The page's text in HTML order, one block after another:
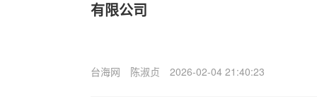
有限公司
台海网 陈淑贞 2026-02-04 21:40:23